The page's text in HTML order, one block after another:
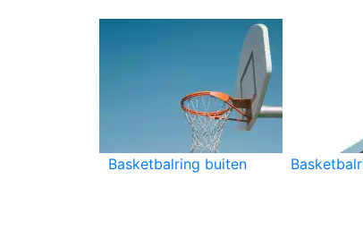
Basketbalring buiten